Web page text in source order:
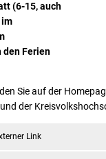
(6-15, auch
den Ferien
Sie auf der
der
Link